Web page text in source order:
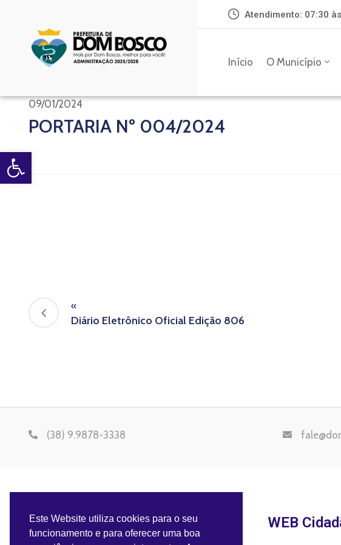
Open toolbar
Atendimento: 07:30
Início O Município
09/01/2024
PORTARIA Nº 004/2024
«
Diário Eletrônico Oficial Edição 806
(38) 9.9878-3338
WEB
Este Website utiliza cookies para o seu
funcionamento e para oferecer uma boa